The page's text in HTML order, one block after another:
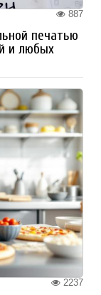
887
печатью
и любых
2237